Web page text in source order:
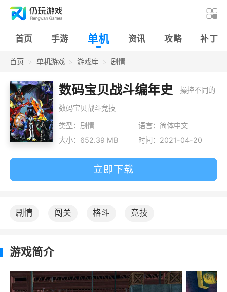
首页 手游 单机 资讯 攻略 补丁
首页 单机游戏 游戏库 剧情
数码宝贝战斗编年史 操控不同的
数码宝贝战斗竞技
类型：剧情
语言：简体中文
大小：652.39 MB
时间：2021-04-20
立即下载
剧情 闯关 格斗 竞技
游戏简介